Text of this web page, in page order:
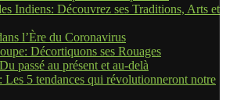
Indiens: Découvrez ses Traditions, Arts et
l’Ère du Coronavirus
Décortiquons ses Rouages
passé au présent et au-delà
Les 5 tendances qui révolutionneront notre